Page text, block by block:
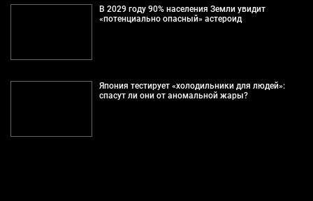
В 2029 году 90% населения Земли увидит
«потенциально опасный» астероид
Япония тестирует «холодильники для людей»:
спасут ли они от аномальной жары?